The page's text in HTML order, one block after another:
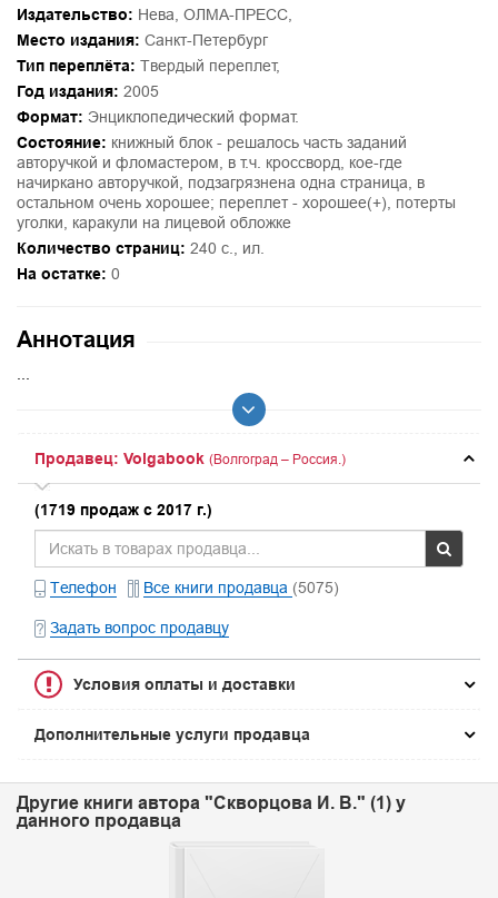
Издательство: Нева, ОЛМА-ПРЕСС,
Место издания: Санкт-Петербург
Тип переплёта: Твердый переплет,
Год издания: 2005
Формат: Энциклопедический формат.
Состояние: книжный блок - решалось часть заданий
авторучкой и фломастером, в т.ч. кроссворд, кое-где
начиркано авторучкой, подзагрязнена одна страница, в
остальном очень хорошее; переплет - хорошее(+), потерты
уголки, каракули на лицевой обложке
Количество страниц: 240 с., ил.
На остатке: 0
Аннотация
...
Продавец: Volgabook (Волгоград – Россия.)
(1719 продаж с 2017 г.)
Телефон Все книги продавца (5075)
Задать вопрос продавцу
Условия оплаты и доставки
Дополнительные услуги продавца
Другие книги автора "Скворцова И. В." (1) у
данного продавца